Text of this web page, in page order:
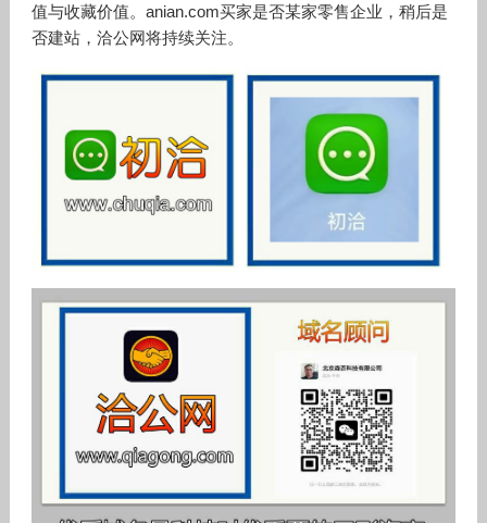
值与收藏价值。 anian.com买家是否某家零售企业，稍后是
否建站，洽公网将持续关注。